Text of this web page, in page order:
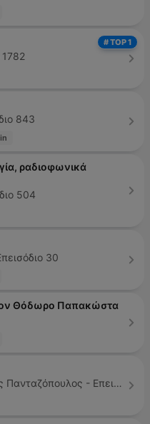
# TOP 1
843
ραδιοφωνικά
504
30
Θόδωρο Παπακώστα
LIFO PODCASTS, Γιάννης Πανταζόπουλος - Επεισόδιο 99